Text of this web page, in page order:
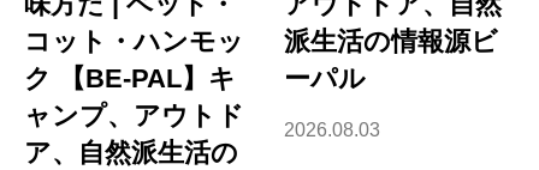
コット・ハンモッ
ク 【BE-PAL】キ
ャンプ、アウトド
ア、自然派生活の
派生活の情報源ビ
ーパル
2026.08.03